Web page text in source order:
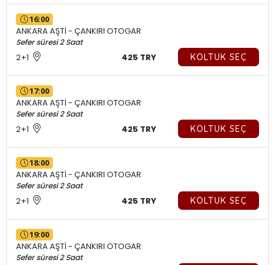
16:00
ANKARA AŞTİ - ÇANKIRI OTOGAR
Sefer süresi 2 Saat
2+1 425 TRY KOLTUK SEÇ
17:00
ANKARA AŞTİ - ÇANKIRI OTOGAR
Sefer süresi 2 Saat
2+1 425 TRY KOLTUK SEÇ
18:00
ANKARA AŞTİ - ÇANKIRI OTOGAR
Sefer süresi 2 Saat
2+1 425 TRY KOLTUK SEÇ
19:00
ANKARA AŞTİ - ÇANKIRI OTOGAR
Sefer süresi 2 Saat